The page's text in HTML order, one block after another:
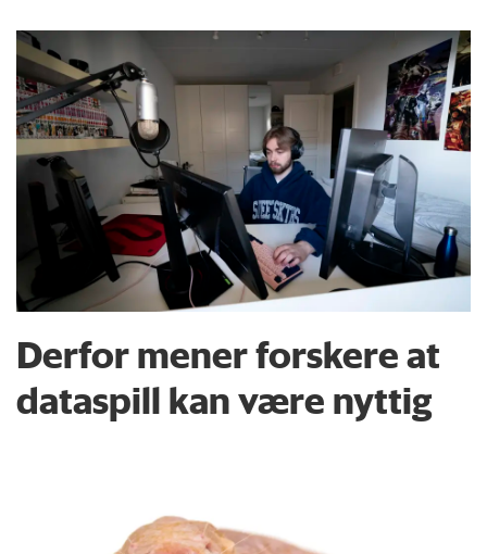
Derfor mener forskere at
dataspill kan være nyttig